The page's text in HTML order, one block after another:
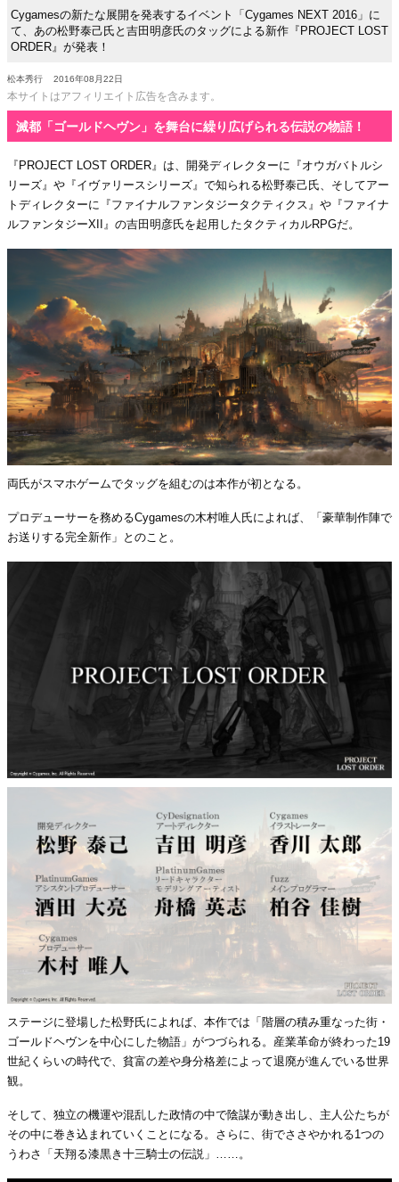
Cygamesの新たな展開を発表するイベント「Cygames NEXT 2016」に
て、あの松野泰己氏と吉田明彦氏のタッグによる新作『PROJECT LOST
ORDER』が発表！
松本秀行 2016年08月22日
本サイトはアフィリエイト広告を含みます。
滅都「ゴールドヘヴン」を舞台に繰り広げられる伝説の物語！
『PROJECT LOST ORDER』は、開発ディレクターに『オウガバトルシ
リーズ』や『イヴァリースシリーズ』で知られる松野泰己氏、そしてアー
トディレクターに『ファイナルファンタジータクティクス』や『ファイナ
ルファンタジーXII』の吉田明彦氏を起用したタクティカルRPGだ。
両氏がスマホゲームでタッグを組むのは本作が初となる。
プロデューサーを務めるCygamesの木村唯人氏によれば、「豪華制作陣で
お送りする完全新作」とのこと。
ステージに登場した松野氏によれば、本作では「階層の積み重なった街・
ゴールドヘヴンを中心にした物語」がつづられる。産業革命が終わった19
世紀くらいの時代で、貧富の差や身分格差によって退廃が進んでいる世界
観。
そして、独立の機運や混乱した政情の中で陰謀が動き出し、主人公たちが
その中に巻き込まれていくことになる。さらに、街でささやかれる1つの
うわさ「天翔る漆黒き十三騎士の伝説」……。